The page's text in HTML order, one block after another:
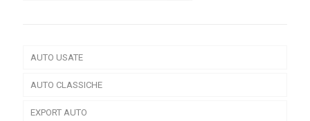
AUTO USATE
AUTO CLASSICHE
EXPORT AUTO